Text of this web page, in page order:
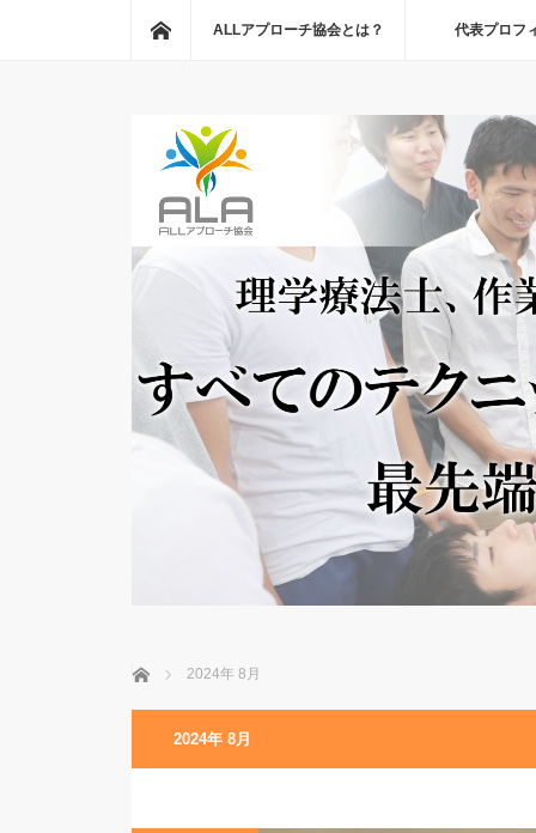
ホーム
ALLアプローチ協会とは？ 代表プロフ
ホーム 2024年 8月
2024年 8月